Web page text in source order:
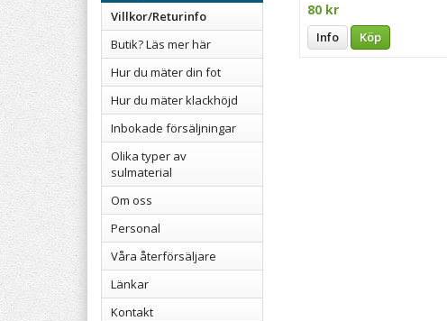
Villkor/Returinfo
Butik? Läs mer här
Hur du mäter din fot
Hur du mäter klackhöjd
Inbokade försäljningar
Olika typer av
sulmaterial
Om oss
Personal
Våra återförsäljare
Länkar
Kontakt
80 kr
Info Köp